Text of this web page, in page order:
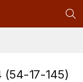
(54-17-145)